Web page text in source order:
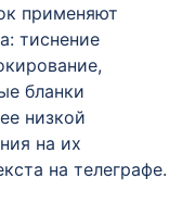
применяют
тиснение
бланки
низкой
на их
на телеграфе.